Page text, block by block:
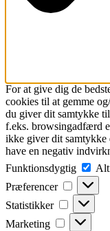
For at give dig de
cookies til at gemme
du giver dit samtykke
f.eks. browsingadfærd
ikke giver dit
have en negativ
Funktionsdygtig
Præferencer
Statistikker
Marketing Marketing